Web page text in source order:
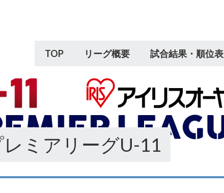
TOP リーグ概要 試合結果・順位表
ミアリーグU-11